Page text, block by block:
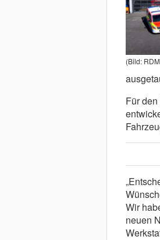
(Bild:
Für
Wir
neuen